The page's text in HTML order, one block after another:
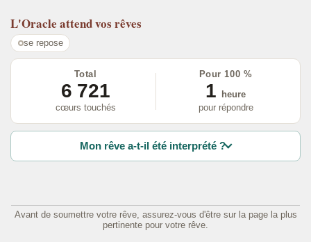
L'Oracle attend vos rêves
se repose
Total
6 721
cœurs touchés
Pour 100 %
1
heure
pour répondre
Mon rêve a-t-il été interprété ?
Avant de soumettre votre rêve, assurez-vous d'être sur la page la plus
pertinente pour votre rêve.